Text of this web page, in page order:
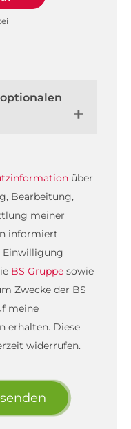
über
Bearbeitung,
meiner
informiert
Einwilligung
BS Gruppe sowie
Zwecke der BS
meine
erhalten. Diese
widerrufen.